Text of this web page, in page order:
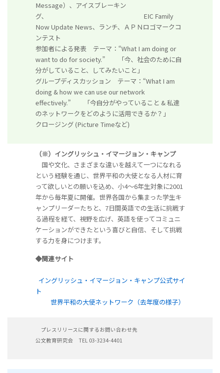
Message）、アイスブレーキン
グ、 EIC Family
Now Update News、ランチ、ＡＰＮロゴマークコ
ンテスト
参加者による発表 テーマ：“What I am doing or
want to do for society.” 「今、社会のために自
分がしていること、してみたいこと」
グループディスカッション テーマ：“What I am
doing & how we can use our network
effectively.” 「今自分がやっていること & 私達
のネットワークをどのように活用できるか？」
クロージング (Picture Timeなど)
（※）イングリッシュ・イマージョン・キャンプ
国や文化、さまざまな違いを越えて一つになれる
という経験を通じ、世界平和の大使となる人材に育
って欲しいとの願いを込め、小4～6年生対象に2001
年から毎年夏に開催。世界各国から集まった学生キ
ャンプリーダーたちと、7日間英語での生活に挑戦す
る過程を経て、視野を広げ、英語を使ってコミュニ
ケーションができたという喜びと自信、そして挑戦
する力を身につけます。
◆関連サイト
イングリッシュ・イマージョン・キャンプ公式サイ
ト
世界平和の大使ネットワーク（去年度の様子）
プレスリリースに関するお問い合わせ先
公文教育研究会 TEL 03-3234-4401